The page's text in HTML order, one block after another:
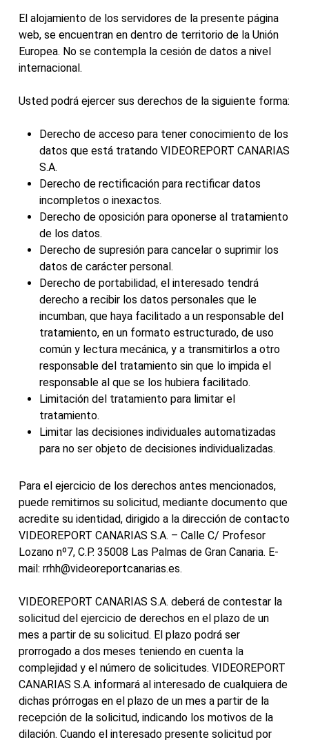
El alojamiento de los servidores de la presente página
web, se encuentran en dentro de territorio de la Unión
Europea. No se contempla la cesión de datos a nivel
internacional.
Usted podrá ejercer sus derechos de la siguiente forma:
Derecho de acceso para tener conocimiento de los
datos que está tratando VIDEOREPORT CANARIAS
S.A.
Derecho de rectificación para rectificar datos
incompletos o inexactos.
Derecho de oposición para oponerse al tratamiento
de los datos.
Derecho de supresión para cancelar o suprimir los
datos de carácter personal.
Derecho de portabilidad, el interesado tendrá
derecho a recibir los datos personales que le
incumban, que haya facilitado a un responsable del
tratamiento, en un formato estructurado, de uso
común y lectura mecánica, y a transmitirlos a otro
responsable del tratamiento sin que lo impida el
responsable al que se los hubiera facilitado.
Limitación del tratamiento para limitar el
tratamiento.
Limitar las decisiones individuales automatizadas
para no ser objeto de decisiones individualizadas.
Para el ejercicio de los derechos antes mencionados,
puede remitirnos su solicitud, mediante documento que
acredite su identidad, dirigido a la dirección de contacto
VIDEOREPORT CANARIAS S.A. – Calle C/ Profesor
Lozano nº7, C.P. 35008 Las Palmas de Gran Canaria. E-
mail: rrhh@videoreportcanarias.es.
VIDEOREPORT CANARIAS S.A. deberá de contestar la
solicitud del ejercicio de derechos en el plazo de un
mes a partir de su solicitud. El plazo podrá ser
prorrogado a dos meses teniendo en cuenta la
complejidad y el número de solicitudes. VIDEOREPORT
CANARIAS S.A. informará al interesado de cualquiera de
dichas prórrogas en el plazo de un mes a partir de la
recepción de la solicitud, indicando los motivos de la
dilación. Cuando el interesado presente solicitud por